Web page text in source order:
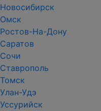
Новосибирск
Омск
Ростов-На-Дону
Саратов
Сочи
Ставрополь
Томск
Улан-Удэ
Уссурийск